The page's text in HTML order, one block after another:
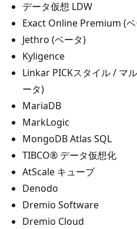
データ仮想 LDW
Exact Online Premium (
Jethro (ベータ)
Kyligence
Linkar PICKスタイル / マ
ータ)
MariaDB
MarkLogic
MongoDB Atlas SQL
TIBCO® データ仮想化
AtScale キューブ
Denodo
Dremio Software
Dremio Cloud